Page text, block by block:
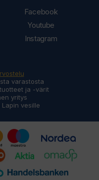
Facebook
Youtube
Instagram
varastosta
ja -värit
yritys
vesille